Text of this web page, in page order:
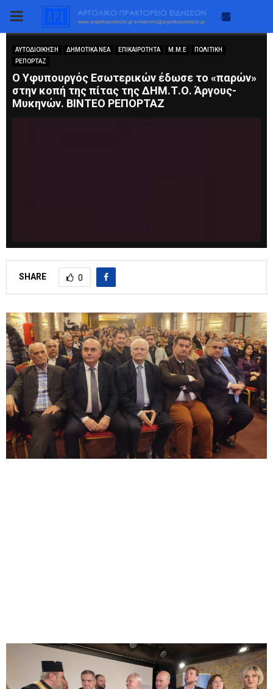
PRIMARY
MENU
ΑΥΤΟΔΙΟΙΚΗΣΗ ΔΗΜΟΤΙΚΑ ΝΕΑ ΕΠΙΚΑΙΡΟΤΗΤΑ Μ.Μ.Ε
ΠΟΛΙΤΙΚΗ
ΡΕΠΟΡΤΑΖ
Ο Υφυπουργός Εσωτερικών έδωσε το «παρών»
στην κοπή της πίτας της ΔΗΜ.Τ.Ο. Άργους-
Μυκηνών. ΒΙΝΤΕΟ ΡΕΠΟΡΤΑΖ
SHARE 0